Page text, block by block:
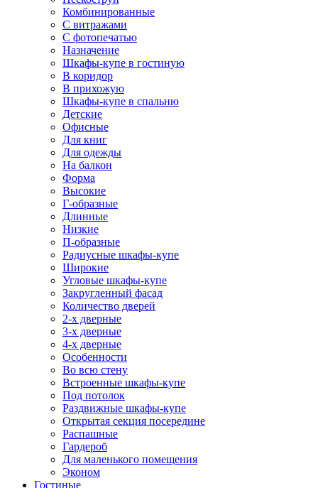
Комбинированные
С витражами
С фотопечатью
Назначение
Шкафы-купе в гостиную
В коридор
В прихожую
Шкафы-купе в спальню
Детские
Офисные
Для книг
Для одежды
На балкон
Форма
Высокие
Г-образные
Длинные
Низкие
П-образные
Радиусные шкафы-купе
Широкие
Угловые шкафы-купе
Закругленный фасад
Количество дверей
2-х дверные
3-х дверные
4-х дверные
Особенности
Во всю стену
Встроенные шкафы-купе
Под потолок
Раздвижные шкафы-купе
Открытая секция посередине
Распашные
Гардероб
Для маленького помещения
Эконом
Гостиные